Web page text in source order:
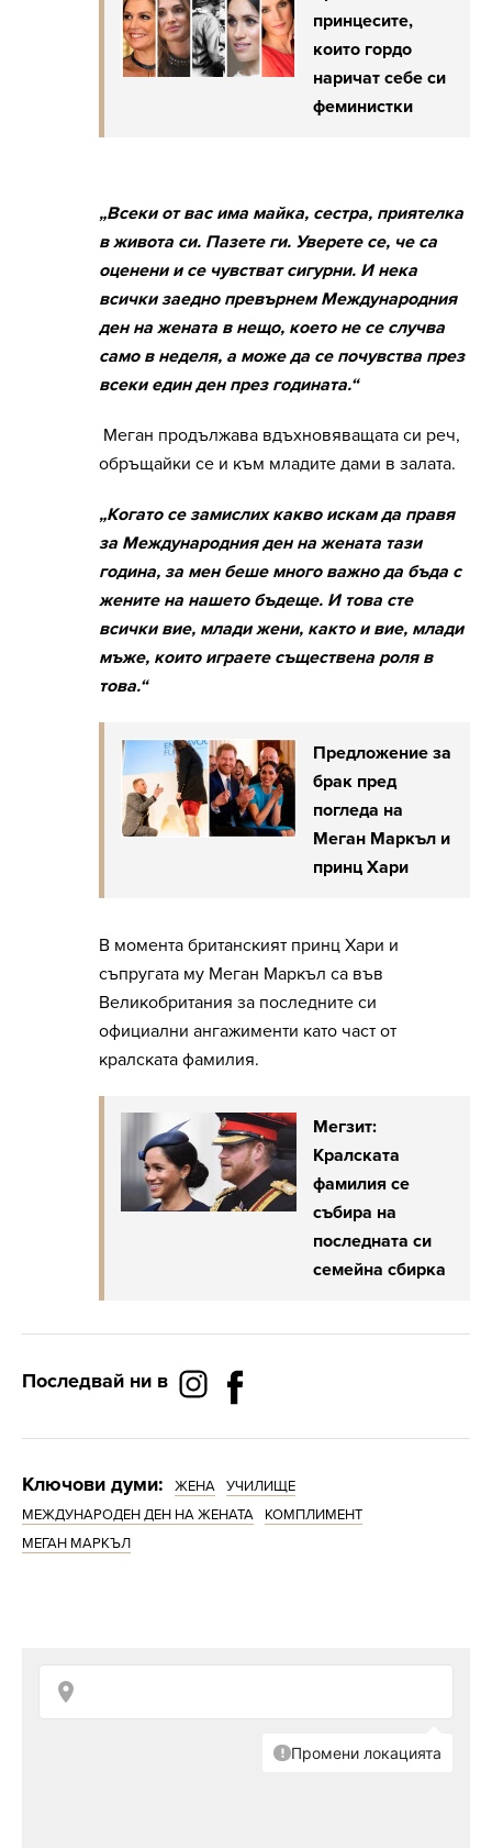
принцесите,
които гордо
наричат себе си
феминистки
„Всеки от вас има майка, сестра, приятелка
в живота си. Пазете ги. Уверете се, че са
оценени и се чувстват сигурни. И нека
всички заедно превърнем Международния
ден на жената в нещо, което не се случва
само в неделя, а може да се почувства през
всеки един ден през годината.“
Меган продължава вдъхновяващата си реч,
обръщайки се и към младите дами в залата.
„Когато се замислих какво искам да правя
за Международния ден на жената тази
година, за мен беше много важно да бъда с
жените на нашето бъдеще. И това сте
всички вие, млади жени, както и вие, млади
мъже, които играете съществена роля в
това.“
Предложение за
брак пред
погледа на
Меган Маркъл и
принц Хари
В момента британският принц Хари и
съпругата му Меган Маркъл са във
Великобритания за последните си
официални ангажименти като част от
кралската фамилия.
Мегзит:
Кралската
фамилия се
събира на
последната си
семейна сбирка
Последвай ни в
Ключови думи: ЖЕНА
УЧИЛИЩЕ
МЕЖДУНАРОДЕН ДЕН НА ЖЕНАТА
КОМПЛИМЕНТ
МЕГАН МАРКЪЛ